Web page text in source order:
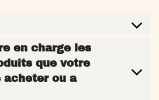
en charge les
que votre
ou a